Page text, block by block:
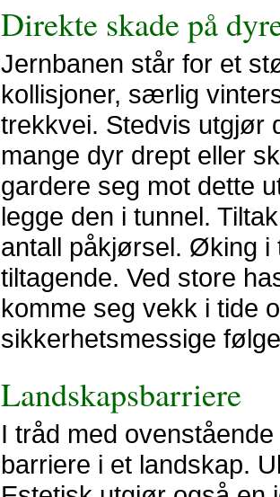
Direkte skade på
Jernbanen står for et
kollisjoner, særlig
trekkvei. Stedvis utgjør
mange dyr drept eller
gardere seg mot dette
legge den i tunnel.
antall påkjørsel. Øking i
tiltagende. Ved store
komme seg vekk i tide
sikkerhetsmessige
Landskapsbarriere
I tråd med
barriere i et landskap.